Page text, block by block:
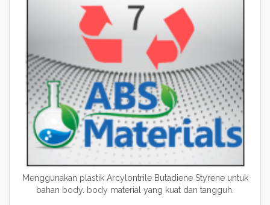
Menggunakan plastik Arcylontrile Butadiene Styrene untuk
bahan body. body material yang kuat dan tangguh.